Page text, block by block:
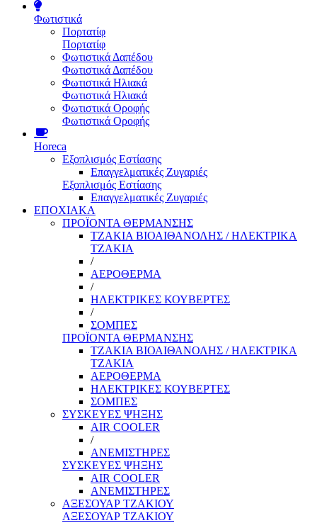
Φωτιστικά
Πορτατίφ
Πορτατίφ
Φωτιστικά Δαπέδου
Φωτιστικά Δαπέδου
Φωτιστικά Ηλιακά
Φωτιστικά Ηλιακά
Φωτιστικά Οροφής
Φωτιστικά Οροφής
Horeca
Εξοπλισμός Εστίασης
Επαγγελματικές Ζυγαριές
Εξοπλισμός Εστίασης
Επαγγελματικές Ζυγαριές
ΕΠΟΧΙΑΚΑ
ΠΡΟΪΟΝΤΑ ΘΕΡΜΑΝΣΗΣ
ΤΖΑΚΙΑ ΒΙΟΑΙΘΑΝΟΛΗΣ / ΗΛΕΚΤΡΙΚΑ
ΤΖΑΚΙΑ
/
ΑΕΡΟΘΕΡΜΑ
/
ΗΛΕΚΤΡΙΚΕΣ ΚΟΥΒΕΡΤΕΣ
/
ΣΟΜΠΕΣ
ΠΡΟΪΟΝΤΑ ΘΕΡΜΑΝΣΗΣ
ΤΖΑΚΙΑ ΒΙΟΑΙΘΑΝΟΛΗΣ / ΗΛΕΚΤΡΙΚΑ
ΤΖΑΚΙΑ
ΑΕΡΟΘΕΡΜΑ
ΗΛΕΚΤΡΙΚΕΣ ΚΟΥΒΕΡΤΕΣ
ΣΟΜΠΕΣ
ΣΥΣΚΕΥΕΣ ΨΗΞΗΣ
AIR COOLER
/
ΑΝΕΜΙΣΤΗΡΕΣ
ΣΥΣΚΕΥΕΣ ΨΗΞΗΣ
AIR COOLER
ΑΝΕΜΙΣΤΗΡΕΣ
ΑΞΕΣΟΥΑΡ ΤΖΑΚΙΟΥ
ΑΞΕΣΟΥΑΡ ΤΖΑΚΙΟΥ